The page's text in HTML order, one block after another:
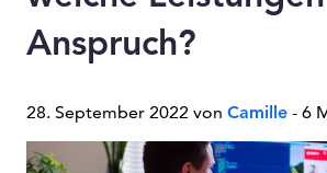
Anspruch?
28. September 2022 von Camille - 6